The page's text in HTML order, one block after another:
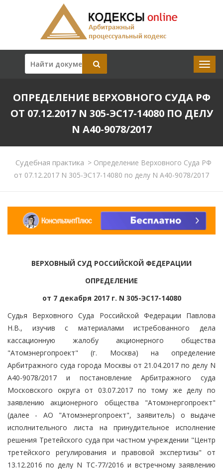
ОПРЕДЕЛЕНИЕ ВЕРХОВНОГО СУДА РФ
ОТ 07.12.2017 N 305-ЭС17-14080 ПО ДЕЛУ
N А40-9078/2017
Судебная практика >Определение Верховного Суда РФ
от 07.12.2017 N 305-ЭС17-14080 по делу N А40-9078/2017
ВЕРХОВНЫЙ СУД РОССИЙСКОЙ ФЕДЕРАЦИИ
ОПРЕДЕЛЕНИЕ
от 7 декабря 2017 г. N 305-ЭС17-14080
Судья Верховного Суда Российской Федерации Павлова
Н.В., изучив с материалами истребованного дела
кассационную жалобу акционерного общества
"Атомэнергопроект" (г. Москва) на определение
Арбитражного суда города Москвы от 21.04.2017 по делу N
А40-9078/2017 и постановление Арбитражного суда
Московского округа от 03.07.2017 по тому же делу по
заявлению акционерного общества "Атомэнергопроект"
(далее - АО "Атомэнергопроект", заявитель) о выдаче
исполнительного листа на принудительное исполнение
решения Третейского суда при частном учреждении "Центр
третейского регулирования и правовой экспертизы" от
13.12.2016 по делу N ТС-77/2016 и встречному заявлению